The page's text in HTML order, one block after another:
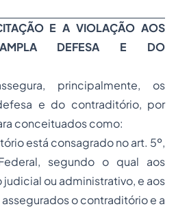
E A VIOLAÇÃO AOS
DEFESA E DO
principalmente, os
e do contraditório, por
conceituados como:
está consagrado no art. 5º,
segundo o qual aos
ou administrativo, e aos
o contraditório e a